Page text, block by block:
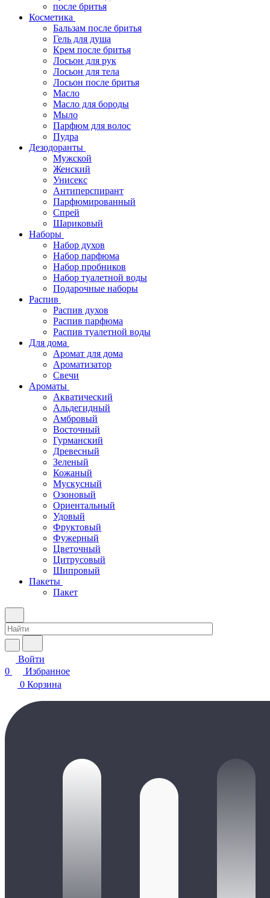
после бритья
Косметика
Бальзам после бритья
Гель для душа
Крем после бритья
Лосьон для рук
Лосьон для тела
Лосьон после бритья
Масло
Масло для бороды
Мыло
Парфюм для волос
Пудра
Дезодоранты
Мужской
Женский
Унисекс
Антиперспирант
Парфюмированный
Спрей
Шариковый
Наборы
Набор духов
Набор парфюма
Набор пробников
Набор туалетной воды
Подарочные наборы
Распив
Распив духов
Распив парфюма
Распив туалетной воды
Для дома
Аромат для дома
Ароматизатор
Свечи
Ароматы
Акватический
Альдегидный
Амбровый
Восточный
Гурманский
Древесный
Зеленый
Кожаный
Мускусный
Озоновый
Ориентальный
Удовый
Фруктовый
Фужерный
Цветочный
Цитрусовый
Шипровый
Пакеты
Пакет
Войти
0
Избранное
0 Корзина